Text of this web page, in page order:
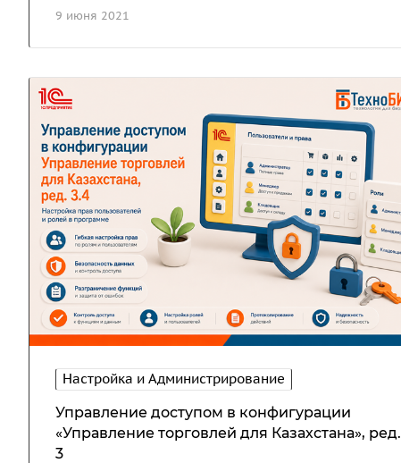
9 июня 2021
Настройка и Администрирование
Управление доступом в конфигурации
«Управление торговлей для Казахстана», ред.
3